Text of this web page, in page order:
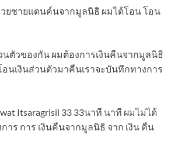
ตัวของกัน ผมต้องการเงินคืนจากมูลนิธิ
นเงินส่วนตัวมาคืนเราจะบันทึกทางการ